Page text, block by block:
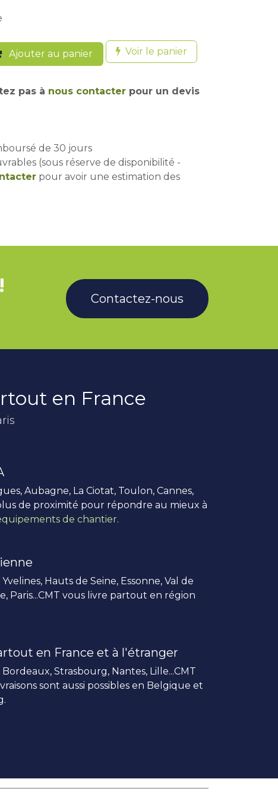
Ajouter au panier Voir le panier
pas à nous contacter pour un devis
de 30 jours
(sous réserve de disponibilité -
pour avoir une estimation des
Contactez-nous
en France
Aubagne, La Ciotat, Toulon, Cannes,
de proximité pour répondre au mieux à
de chantier.
Hauts de Seine, Essonne, Val de
Paris...CMT vous livre partout en région
en France et à l'étranger
Strasbourg, Nantes, Lille...CMT
sont aussi possibles en Belgique et